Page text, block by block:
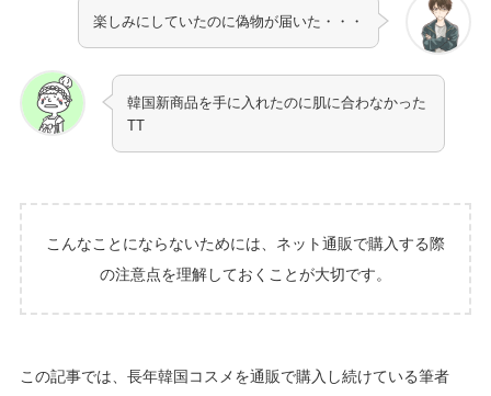
楽しみにしていたのに偽物が届いた・・・
韓国新商品を手に入れたのに肌に合わなかった
TT
こんなことにならないためには、ネット通販で購入する際
の注意点を理解しておくことが大切です。
この記事では、長年韓国コスメを通販で購入し続けている筆者